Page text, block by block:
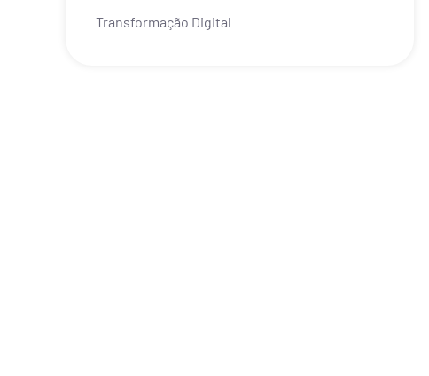
Transformação Digital